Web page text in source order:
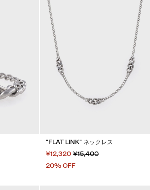
"FLAT LINK" ネックレス
¥12,320 ¥15,400
20% OFF